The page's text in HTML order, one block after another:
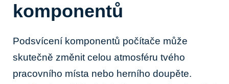
komponentů
Podsvícení komponentů počítače může
skutečně změnit celou atmosféru tvého
pracovního místa nebo herního doupěte.